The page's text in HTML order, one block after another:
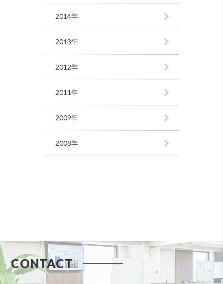
2014年
2013年
2012年
2011年
2009年
2008年
CONTACT